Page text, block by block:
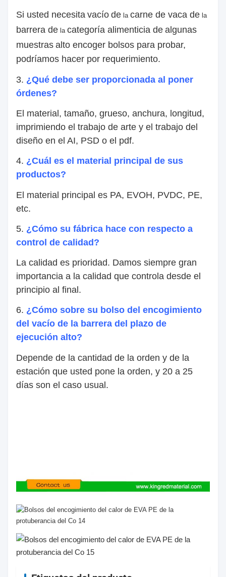
Si usted necesita vacío de la carne de vaca de la
barrera de la categoría alimenticia de algunas
muestras alto encoger bolsos para probar,
podríamos hacer por requerimiento.
3. ¿Qué debe ser proporcionada al poner
órdenes?
El material, tamaño, grueso, anchura, longitud,
imprimiendo el trabajo de arte y el trabajo del
diseño en el AI, PSD o el pdf.
4. ¿Cuál es el material principal de sus
productos?
El material principal es PA, EVOH, PVDC, PE,
etc.
5. ¿Cómo su fábrica hace con respecto a
control de calidad?
La calidad es prioridad. Damos siempre gran
importancia a la calidad que controla desde el
principio al final.
6. ¿Cómo sobre su bolso del encogimiento
del vacío de la barrera del plazo de
ejecución alto?
Depende de la cantidad de la orden y de la
estación que usted pone la orden, y 20 a 25
días son el caso usual.